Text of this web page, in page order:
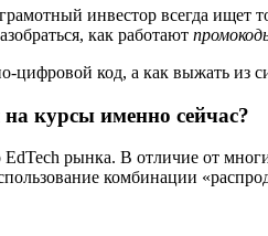
инвестор всегда
как работают
цифровой код, а как выжать из
курсы именно сейчас?
рынка. В отличие от
комбинации